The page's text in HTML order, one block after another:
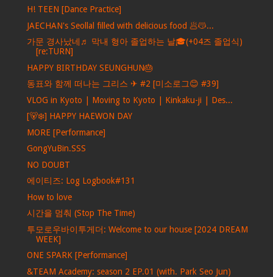
H! TEEN [Dance Practice]
JAECHAN's Seollal filled with delicious food 🥟😽...
가문 경사났네♬ 막내 형아 졸업하는 날🎓(+04즈 졸업식)
[re:TURN]
HAPPY BIRTHDAY SEUNGHUN🎂
동표와 함께 떠나는 그리스 ✈ #2 [미소로그😊 #39]
VLOG in Kyoto | Moving to Kyoto | Kinkaku-ji | Des...
[🐻‍❄️] HAPPY HAEWON DAY
MORE [Performance]
GongYuBin.SSS
NO DOUBT
에이티즈: Log Logbook#131
How to love
시간을 멈춰 (Stop The Time)
투모로우바이투게더: Welcome to our house [2024 DREAM
WEEK]
ONE SPARK [Performance]
&TEAM Academy: season 2 EP.01 (with. Park Seo Jun)